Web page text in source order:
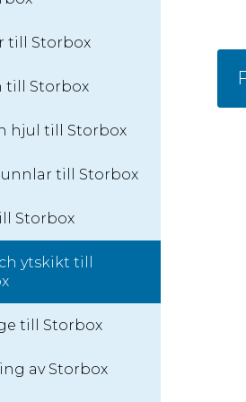
till Storbox
till Storbox
hjul till Storbox
till Storbox
Storbox
ytskikt till
till Storbox
av Storbox